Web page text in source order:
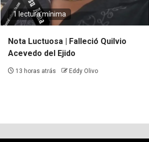
1 lectura mínima
Nota Luctuosa | Falleció Quilvio
Acevedo del Ejido
13 horas atrás Eddy Olivo